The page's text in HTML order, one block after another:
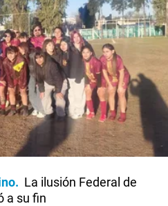
La ilusión Federal de
a su fin